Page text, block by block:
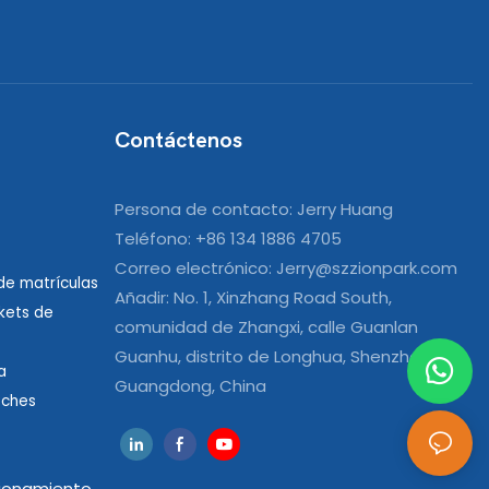
matrículas
de
Contáctenos
Persona de contacto: Jerry Huang
Teléfono: +86 134 1886 4705
Correo electrónico: Jerry@szzionpark.com
Añadir: No. 1, Xinzhang Road South,
comunidad de Zhangxi, calle Guanlan
Guanhu, distrito de Longhua, Shenzhen,
Guangdong, China